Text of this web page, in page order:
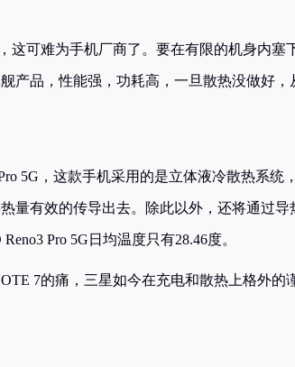
这可难为手机厂商了。要在有限的机身内塞
产品，性能强，功耗高，一旦散热没做好，
5G，这款手机采用的是立体液冷散热系统
量有效的传导出去。除此以外，还将通过导
Pro 5G日均温度只有28.46度。
7的痛，三星如今在充电和散热上格外的